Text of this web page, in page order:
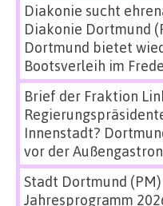
Diakonie sucht
Diakonie Dortmund
Dortmund bietet
Bootsverleih im
Brief der Fraktion
Innenstadt?
vor der
Stadt Dortmund (PM)
Jahresprogramm